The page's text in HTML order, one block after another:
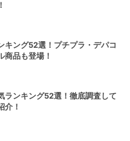
キング52選！プチプラ・デパコ
商品も登場！
ランキング52選！徹底調査して
介！